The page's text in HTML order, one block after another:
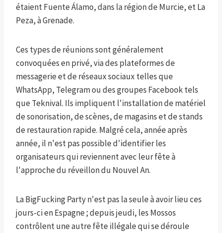
étaient Fuente Álamo, dans la région de Murcie, et La
Peza, à Grenade.
Ces types de réunions sont généralement
convoquées en privé, via des plateformes de
messagerie et de réseaux sociaux telles que
WhatsApp, Telegram ou des groupes Facebook tels
que Teknival. Ils impliquent l'installation de matériel
de sonorisation, de scènes, de magasins et de stands
de restauration rapide. Malgré cela, année après
année, il n'est pas possible d'identifier les
organisateurs qui reviennent avec leur fête à
l'approche du réveillon du Nouvel An.
La BigFucking Party n'est pas la seule à avoir lieu ces
jours-ci en Espagne ; depuis jeudi, les Mossos
contrôlent une autre fête illégale qui se déroule